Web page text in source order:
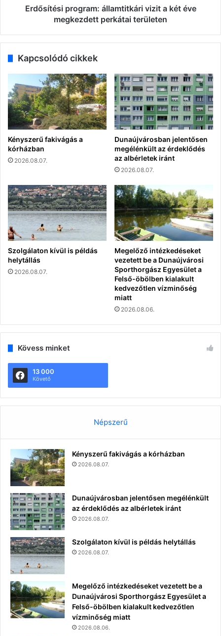
területenErdősítési program: államtitkári vizit a két éve
megkezdett perkátai területen
Kapcsolódó cikkek
Kényszerű fakivágás a
kórházban
2026.08.07.
Dunaújvárosban jelentősen
megélénkült az érdeklődés
az albérletek iránt
2026.08.07.
Szolgálaton kívül is példás
helytállás
2026.08.07.
Megelőző intézkedéseket
vezetett be a Dunaújvárosi
Sporthorgász Egyesület a
Felső-öbölben kialakult
kedvezőtlen vízminőség
miatt
2026.08.06.
Kövess minket
13 000
Követő
Népszerű
Kényszerű fakivágás a kórházban
2026.08.07.
Dunaújvárosban jelentősen megélénkült
az érdeklődés az albérletek iránt
2026.08.07.
Szolgálaton kívül is példás helytállás
2026.08.07.
Megelőző intézkedéseket vezetett be a
Dunaújvárosi Sporthorgász Egyesület a
Felső-öbölben kialakult kedvezőtlen
vízminőség miatt
2026.08.06.